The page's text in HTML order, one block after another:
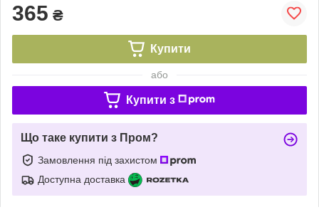
365 ₴
Купити
або
Купити з
Що таке купити з Пром?
Замовлення під захистом
Доступна доставка